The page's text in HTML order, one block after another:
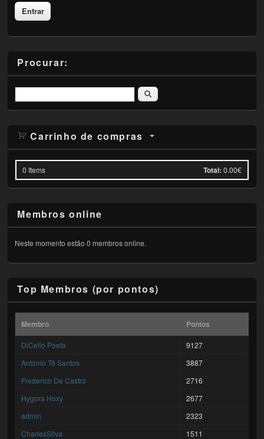
Procurar:
Pesquisar
Carrinho de compras
0 Items Total: 0.00€
Membros online
Neste momento estão 0 membros online.
Top Membros (por pontos)
Membro Pontos
DiCello Poeta
9127
António Tê Santos
3887
Frederico De Castro
2716
Hygora Hoxy
2677
admin
2323
CharlesSilva
1511